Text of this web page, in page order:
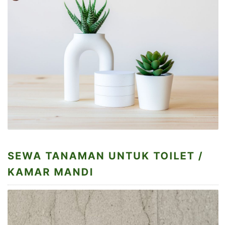
SEWA TANAMAN UNTUK TOILET /
KAMAR MANDI